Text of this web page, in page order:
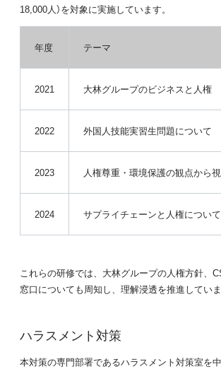
18,000人）を対象に実施しています。
年度 テーマ
2021 大林グループのビジネスと人権
2022 外国人技能実習生問題について
2023 人権尊重・環境保護の観点から
2024 サプライチェーンと人権について
これらの研修では、大林グループの人権方針、
窓口についても周知し、理解浸透を推進していま
ハラスメント対策
本対策の専門部署であるハラスメント対策室を